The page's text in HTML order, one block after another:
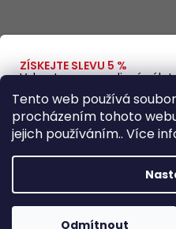
Tento web používá
procházením tohoto
jejich používáním.. Více
Odmítnout
Copyright 2026
ZÍSKEJTE SLEVU 5 %
Vybavte se na rodinný
Zadejte svůj e-mail a
slevový kód.
Zásady